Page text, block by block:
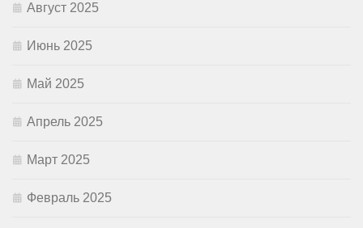
Август 2025
Июнь 2025
Май 2025
Апрель 2025
Март 2025
Февраль 2025